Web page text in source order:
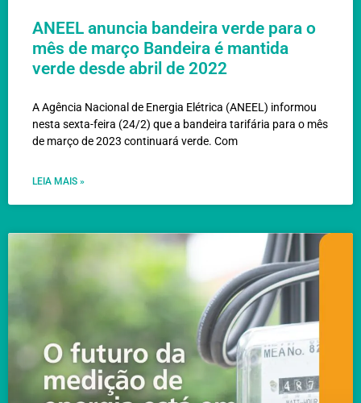
ANEEL anuncia bandeira verde para o
mês de março Bandeira é mantida
verde desde abril de 2022
A Agência Nacional de Energia Elétrica (ANEEL) informou
nesta sexta-feira (24/2) que a bandeira tarifária para o mês
de março de 2023 continuará verde. Com
LEIA MAIS »